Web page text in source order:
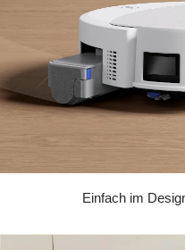
Einfach im